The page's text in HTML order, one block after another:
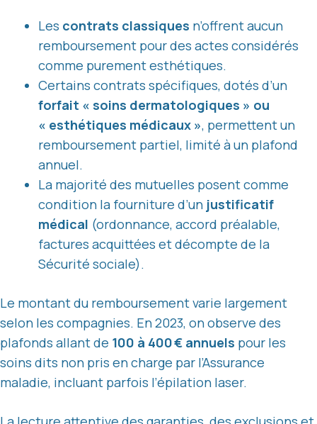
Les contrats classiques n’offrent aucun
remboursement pour des actes considérés
comme purement esthétiques.
Certains contrats spécifiques, dotés d’un
forfait « soins dermatologiques » ou
« esthétiques médicaux », permettent un
remboursement partiel, limité à un plafond
annuel.
La majorité des mutuelles posent comme
condition la fourniture d’un justificatif
médical (ordonnance, accord préalable,
factures acquittées et décompte de la
Sécurité sociale).
Le montant du remboursement varie largement
selon les compagnies. En 2023, on observe des
plafonds allant de 100 à 400 € annuels pour les
soins dits non pris en charge par l’Assurance
maladie, incluant parfois l’épilation laser.